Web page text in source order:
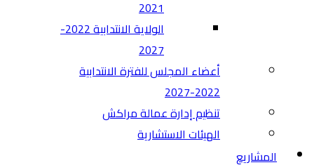
2021
الولاية الانتدابية 2022-
2027
أعضاء المجلس للفترة الانتدابية
2022-2027
تنظيم إدارة عمالة مراكش
الهيئات الاستشارية
المشاريع